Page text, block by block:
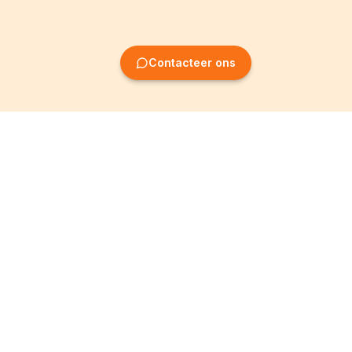
Contacteer ons